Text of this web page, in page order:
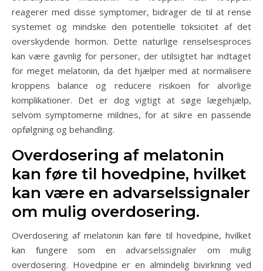
reagerer med disse symptomer, bidrager de til at rense
systemet og mindske den potentielle toksicitet af det
overskydende hormon. Dette naturlige renselsesproces
kan være gavnlig for personer, der utilsigtet har indtaget
for meget melatonin, da det hjælper med at normalisere
kroppens balance og reducere risikoen for alvorlige
komplikationer. Det er dog vigtigt at søge lægehjælp,
selvom symptomerne mildnes, for at sikre en passende
opfølgning og behandling.
Overdosering af melatonin
kan føre til hovedpine, hvilket
kan være en advarselssignaler
om mulig overdosering.
Overdosering af melatonin kan føre til hovedpine, hvilket
kan fungere som en advarselssignaler om mulig
overdosering. Hovedpine er en almindelig bivirkning ved